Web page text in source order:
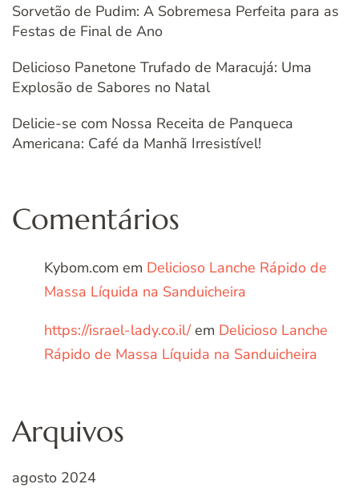
Sorvetão de Pudim: A Sobremesa Perfeita para as
Festas de Final de Ano
Delicioso Panetone Trufado de Maracujá: Uma
Explosão de Sabores no Natal
Delicie-se com Nossa Receita de Panqueca
Americana: Café da Manhã Irresistível!
Comentários
Kybom.com em Delicioso Lanche Rápido de
Massa Líquida na Sanduicheira
https://israel-lady.co.il/em Delicioso Lanche
Rápido de Massa Líquida na Sanduicheira
Arquivos
agosto 2024